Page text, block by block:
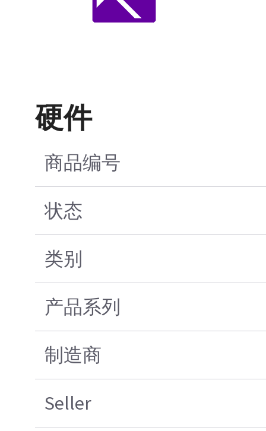
硬件
商品编号
状态
类别
产品系列
制造商
Seller